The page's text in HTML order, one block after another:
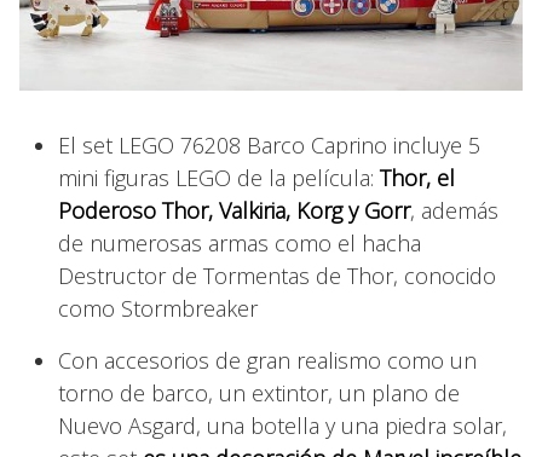
El set LEGO 76208 Barco Caprino incluye 5
mini figuras LEGO de la película: Thor, el
Poderoso Thor, Valkiria, Korg y Gorr, además
de numerosas armas como el hacha
Destructor de Tormentas de Thor, conocido
como Stormbreaker
Con accesorios de gran realismo como un
torno de barco, un extintor, un plano de
Nuevo Asgard, una botella y una piedra solar,